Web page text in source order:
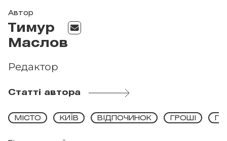
Автор
Тимур
Маслов
Редактор
Статті автора
МІСТО КИЇВ ВІДПОЧИНОК ГРОШІ